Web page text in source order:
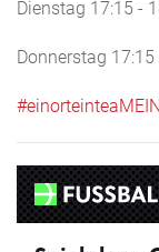
Dienstag 17:15 -
Donnerstag